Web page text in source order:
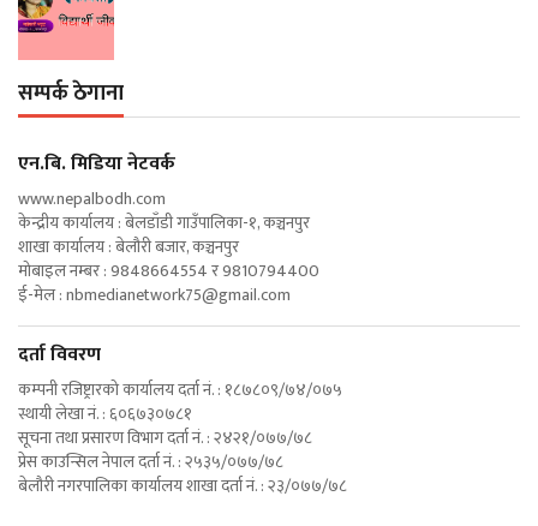
सम्पर्क ठेगाना
एन‍.बि. मिडिया नेटवर्क
www.nepalbodh.com
केन्द्रीय कार्यालय : बेलडाँडी गाउँपालिका-१, कञ्चनपुर
शाखा कार्यालय : बेलौरी बजार, कञ्चनपुर
मोबाइल नम्बर : 9848664554 र 9810794400
ई-मेल :nbmedianetwork75@gmail.com
दर्ता विवरण
कम्पनी रजिष्ट्रारको कार्यालय दर्ता नं. : १८७८०९/७४/०७५
स्थायी लेखा नं. : ६०६७३०७८१
सूचना तथा प्रसारण विभाग दर्ता नं. : २४२१/०७७/७८
प्रेस काउन्सिल नेपाल दर्ता नं. : २५३५/०७७/७८
बेलौरी नगरपालिका कार्यालय शाखा दर्ता नं. : २३/०७७/७८